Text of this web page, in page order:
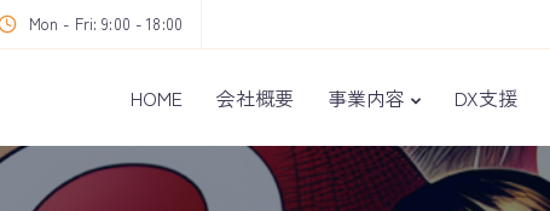
Mon - Fri: 9:00 - 18:00
HOME 会社概要 事業内容 DX支援